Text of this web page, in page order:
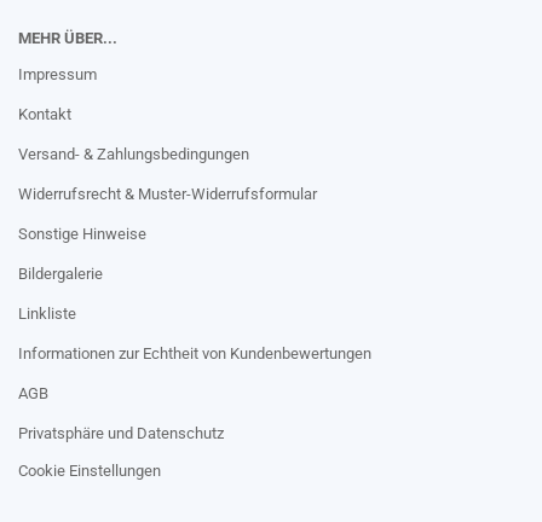
MEHR ÜBER...
Impressum
Kontakt
Versand- & Zahlungsbedingungen
Widerrufsrecht & Muster-Widerrufsformular
Sonstige Hinweise
Bildergalerie
Linkliste
Informationen zur Echtheit von Kundenbewertungen
AGB
Privatsphäre und Datenschutz
Cookie Einstellungen